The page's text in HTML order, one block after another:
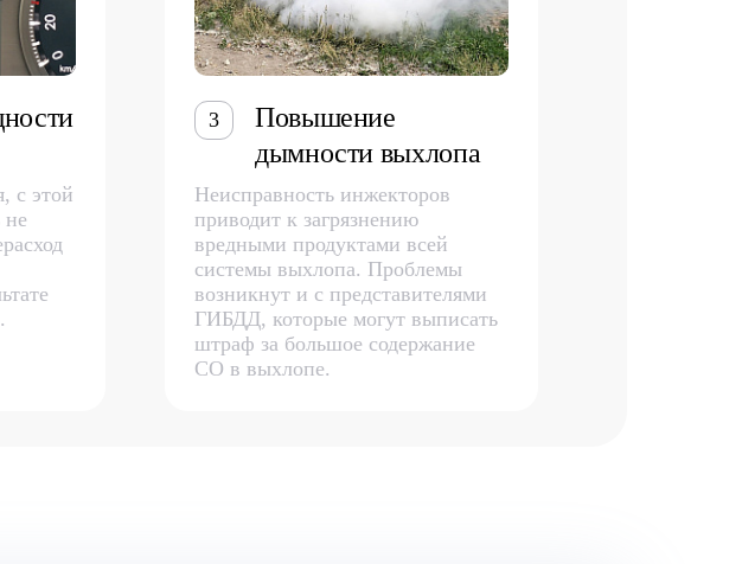
с этой
не
3
Повышение
дымности выхлопа
Неисправность инжекторов
приводит к загрязнению
вредными продуктами всей
системы выхлопа. Проблемы
возникнут и с представителями
ГИБДД, которые могут выписать
штраф за большое содержание
СО в выхлопе.